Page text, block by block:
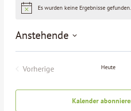
HinweisEs wurden keine Ergebnisse gefunden.
Anstehende
Vorherige
Heute
Kalender